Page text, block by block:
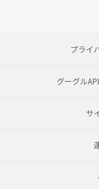
プライ
グーグル
サ